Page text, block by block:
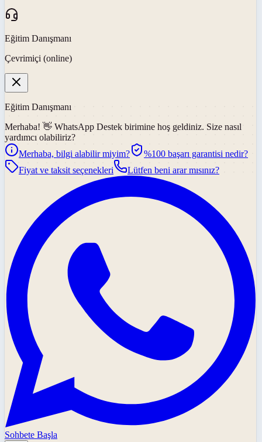
Eğitim Danışmanı
Çevrimiçi (online)
Eğitim Danışmanı
Merhaba! 👋 WhatsApp Destek birimine hoş geldiniz. Size nasıl
yardımcı olabiliriz?
Merhaba, bilgi alabilir miyim?
%100 başarı garantisi nedir?
Fiyat ve taksit seçenekleri
Lütfen beni arar mısınız?
Sohbete Başla